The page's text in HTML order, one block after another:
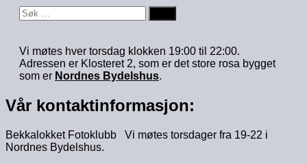
Søk
etter:
Vi møtes hver torsdag klokken 19:00 til 22:00.
Adressen er Klosteret 2, som er det store rosa bygget
som er Nordnes Bydelshus.
Vår kontaktinformasjon:
Bekkalokket Fotoklubb Vi møtes torsdager fra 19-22 i
Nordnes Bydelshus.